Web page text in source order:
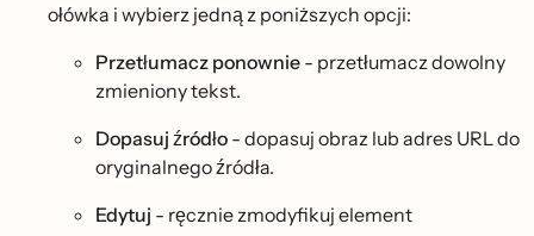
ołówka i wybierz jedną z poniższych opcji:
Przetłumacz ponownie - przetłumacz dowolny
zmieniony tekst.
Dopasuj źródło - dopasuj obraz lub adres URL do
oryginalnego źródła.
Edytuj - ręcznie zmodyfikuj element